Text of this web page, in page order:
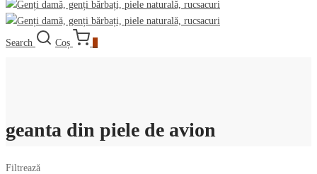
Search Coș
geanta din piele de avion
Filtrează